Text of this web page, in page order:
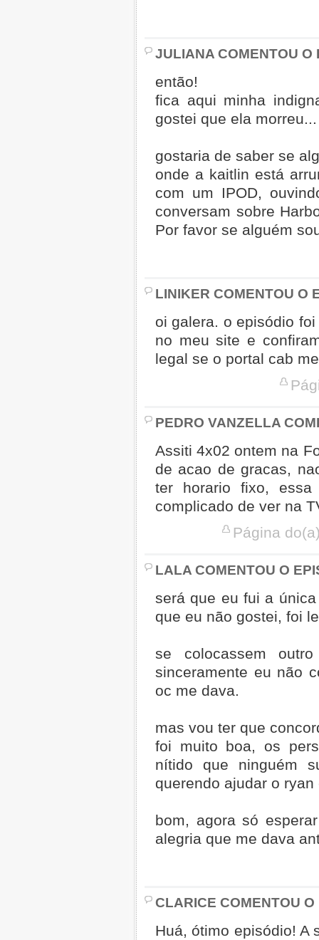
JULIANA COMENTOU O
então!
fica aqui minha
gostei que ela morreu...
gostaria de saber se
onde a kaitlin está
com um IPOD,
conversam sobre
Por favor se alguém
LINIKER COMENTOU O
oi galera. o episódio
no meu site e
legal se o portal cab
PEDRO VANZELLA
Assiti 4x02 ontem na
de acao de gracas,
ter horario fixo,
complicado de ver na
Página
LALA COMENTOU O
será que eu fui a
que eu não gostei, foi
se colocassem
sinceramente eu não
oc me dava.
mas vou ter que
foi muito boa, os
nítido que ninguém
querendo ajudar o
bom, agora só
alegria que me dava
CLARICE COMENTOU O
Huá, ótimo episódio! A